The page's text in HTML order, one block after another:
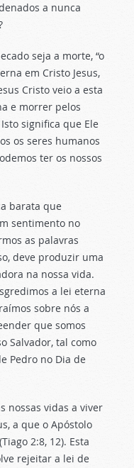
a nunca
seja a morte, “o
em Cristo Jesus,
Cristo veio a esta
e morrer pelos
significa que Ele
os seres humanos
ter os nossos
barata que
sentimento no
as palavras
deve produzir uma
na nossa vida.
a lei eterna
sobre nós a
que somos
Salvador, tal como
Pedro no Dia de
nossas vidas a viver
a que o Apóstolo
2:8, 12). Esta
rejeitar a lei de